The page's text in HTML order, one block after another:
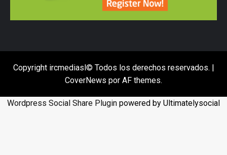
Copyright ircmediasl© Todos los derechos reservados. |
CoverNews por AF themes.
Wordpress Social Share Plugin powered by Ultimatelysocial